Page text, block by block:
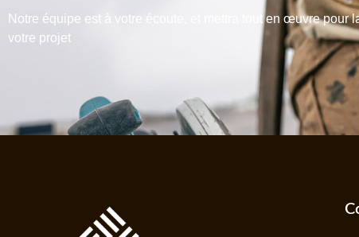
Notre équipe est à votre écoute, et mettra tout en œuvre pour
votre projet